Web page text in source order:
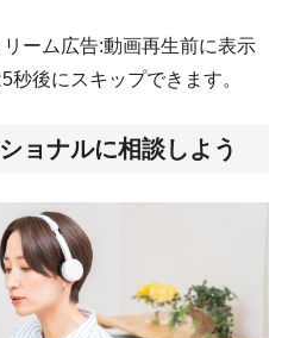
ーム広告:動画再生前に表示
秒後にスキップできます。
ョナルに相談しよう